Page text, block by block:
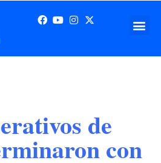
de
con